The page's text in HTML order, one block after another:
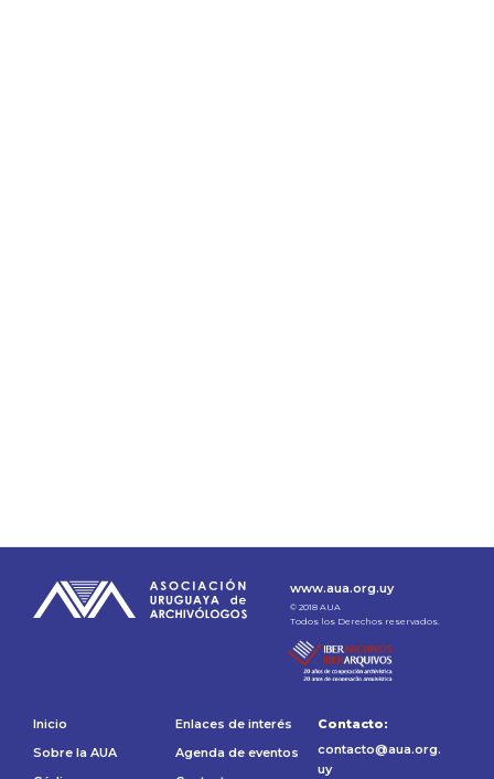
www.aua.org.uy
© 2018 AUA
Todos los Derechos reservados.
Inicio
Sobre la AUA
Enlaces de interés
Agenda de eventos
Contacto:
contacto@aua.org.
uy